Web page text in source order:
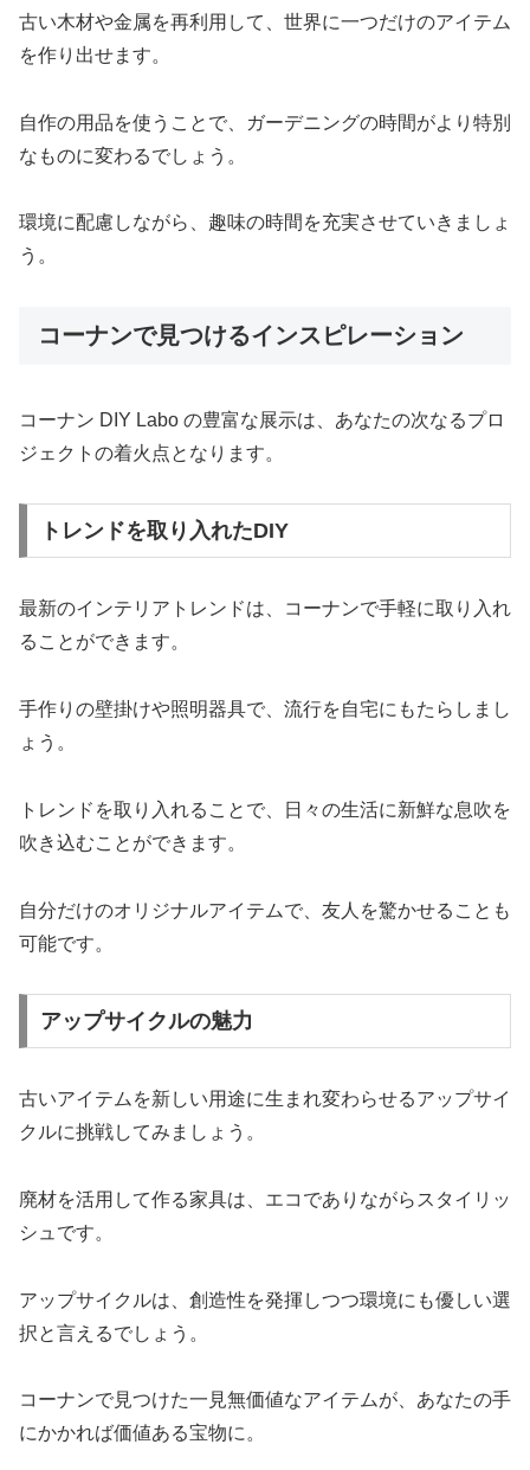
古い木材や金属を再利用して、世界に一つだけのアイテム
を作り出せます。
自作の用品を使うことで、ガーデニングの時間がより特別
なものに変わるでしょう。
環境に配慮しながら、趣味の時間を充実させていきましょ
う。
コーナンで見つけるインスピレーション
コーナン DIY Labo の豊富な展示は、あなたの次なるプロ
ジェクトの着火点となります。
トレンドを取り入れたDIY
最新のインテリアトレンドは、コーナンで手軽に取り入れ
ることができます。
手作りの壁掛けや照明器具で、流行を自宅にもたらしまし
ょう。
トレンドを取り入れることで、日々の生活に新鮮な息吹を
吹き込むことができます。
自分だけのオリジナルアイテムで、友人を驚かせることも
可能です。
アップサイクルの魅力
古いアイテムを新しい用途に生まれ変わらせるアップサイ
クルに挑戦してみましょう。
廃材を活用して作る家具は、エコでありながらスタイリッ
シュです。
アップサイクルは、創造性を発揮しつつ環境にも優しい選
択と言えるでしょう。
コーナンで見つけた一見無価値なアイテムが、あなたの手
にかかれば価値ある宝物に。